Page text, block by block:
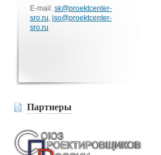
E-mail: sk@proektcenter-
sro.ru, iso@proektcenter-
sro.ru
Партнеры